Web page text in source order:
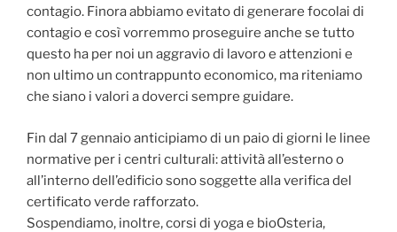
contagio. Finora abbiamo evitato di generare focolai di
contagio e così vorremmo proseguire anche se tutto
questo ha per noi un aggravio di lavoro e attenzioni e
non ultimo un contrappunto economico, ma riteniamo
che siano i valori a doverci sempre guidare.
Fin dal 7 gennaio anticipiamo di un paio di giorni le linee
normative per i centri culturali: attività all’esterno o
all’interno dell’edificio sono soggette alla verifica del
certificato verde rafforzato.
Sospendiamo, inoltre, corsi di yoga e bioOsteria,